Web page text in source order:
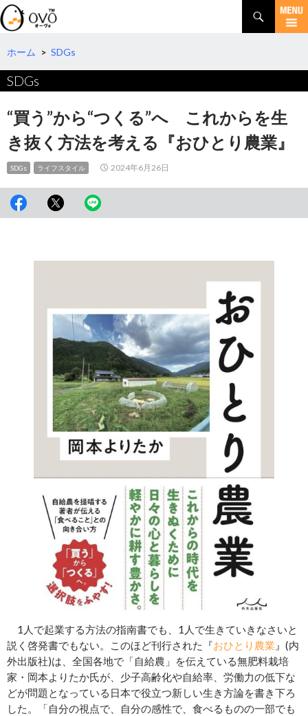
検
索
コ
テ
ツ
へ
移
ホーム > SDGs
SDGs
“買う”から“つくる”へ これからを生
き抜く方法を考える『おひとり農業』
SDGs ライフスタイル 2024年6月26日
1人で起業する方法の指南書でも、1人で生きていきなさいと
説く啓発書でもない。このほど刊行された『おひとり農業 』(内
外出版社)は、全国各地で「自給農」を伝えている無肥料栽培
家・岡本よりたか氏が、少子高齢化や自給率、労働力の低下な
どが問題となっている日本で役立つ新しい生き方論を書き下ろ
した。「自分の視点で、自分の感性で、食べるものの一部でも